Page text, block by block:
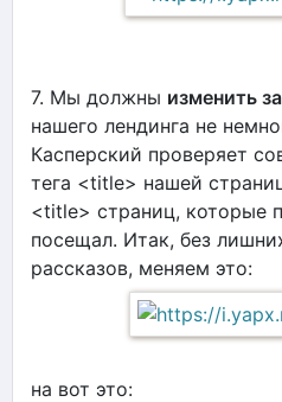
7. Мы должны изменить
нашего лендинга не
Касперский проверяет
тега <title> нашей
<title> страниц, которые
посещал. Итак, без
рассказов, меняем это:
на вот это: